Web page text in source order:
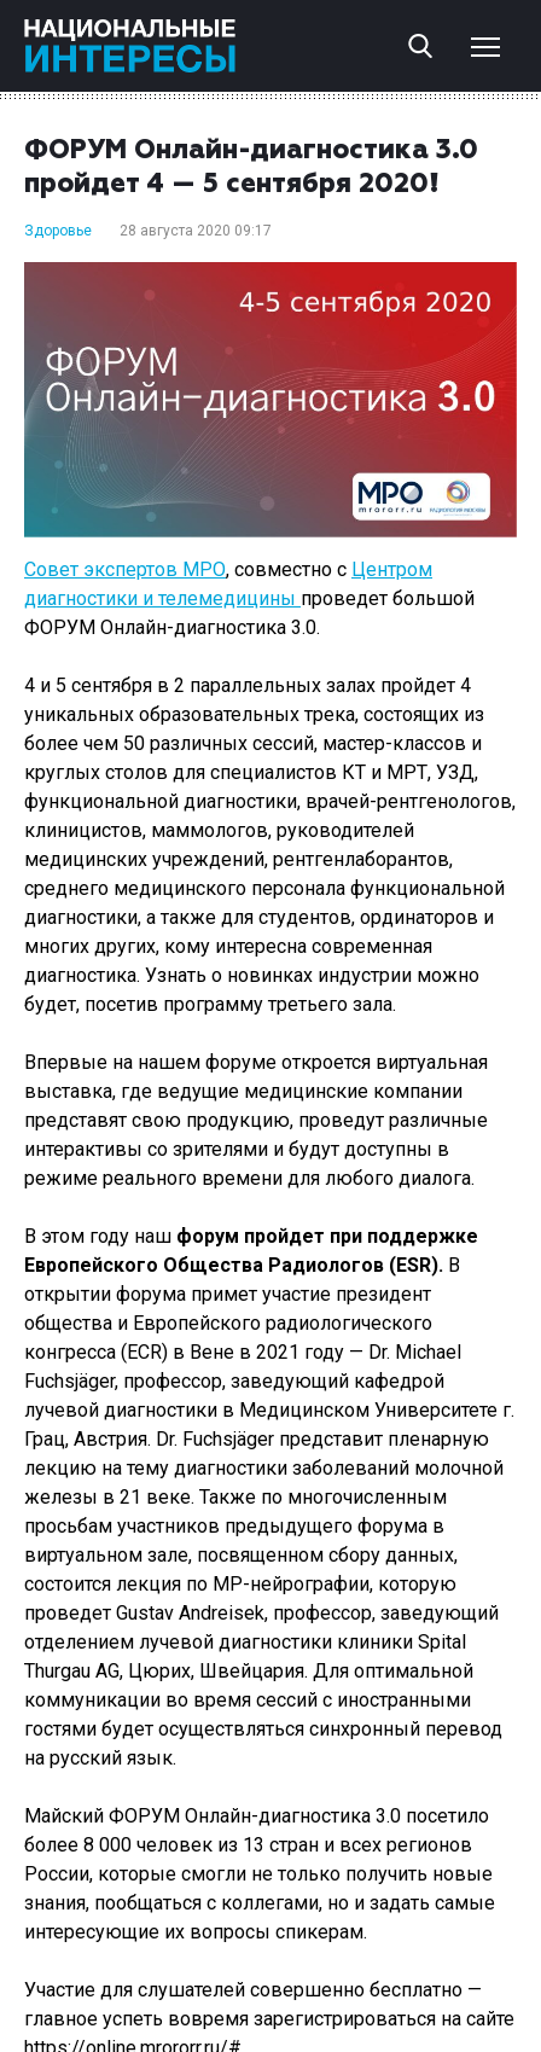
ФОРУМ Онлайн-диагностика 3.0
пройдет 4 — 5 сентября 2020!
Здоровье 28 августа 2020 09:17
Совет экспертов МРО, совместно с Центром
диагностики и телемедицины проведет большой
ФОРУМ Онлайн-диагностика 3.0.
4 и 5 сентября в 2 параллельных залах пройдет 4
уникальных образовательных трека, состоящих из
более чем 50 различных сессий, мастер-классов и
круглых столов для специалистов КТ и МРТ, УЗД,
функциональной диагностики, врачей-рентгенологов,
клиницистов, маммологов, руководителей
медицинских учреждений, рентгенлаборантов,
среднего медицинского персонала функциональной
диагностики, а также для студентов, ординаторов и
многих других, кому интересна современная
диагностика. Узнать о новинках индустрии можно
будет, посетив программу третьего зала.
Впервые на нашем форуме откроется виртуальная
выставка, где ведущие медицинские компании
представят свою продукцию, проведут различные
интерактивы со зрителями и будут доступны в
режиме реального времени для любого диалога.
В этом году наш форум пройдет при поддержке
Европейского Общества Радиологов (ESR). В
открытии форума примет участие президент
общества и Европейского радиологического
конгресса (ECR) в Вене в 2021 году — Dr. Michael
Fuchsjäger, профессор, заведующий кафедрой
лучевой диагностики в Медицинском Университете г.
Грац, Австрия. Dr. Fuchsjäger представит пленарную
лекцию на тему диагностики заболеваний молочной
железы в 21 веке. Также по многочисленным
просьбам участников предыдущего форума в
виртуальном зале, посвященном сбору данных,
состоится лекция по МР-нейрографии, которую
проведет Gustav Andreisek, профессор, заведующий
отделением лучевой диагностики клиники Spital
Thurgau AG, Цюрих, Швейцария. Для оптимальной
коммуникации во время сессий с иностранными
гостями будет осуществляться синхронный перевод
на русский язык.
Майский ФОРУМ Онлайн-диагностика 3.0 посетило
более 8 000 человек из 13 стран и всех регионов
России, которые смогли не только получить новые
знания, пообщаться с коллегами, но и задать самые
интересующие их вопросы спикерам.
Участие для слушателей совершенно бесплатно —
главное успеть вовремя зарегистрироваться на сайте